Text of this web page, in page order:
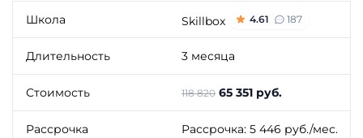
Школа Skillbox 4.61 187
Длительность 3 месяца
Стоимость 118 820 65 351 руб.
Рассрочка Рассрочка: 5 446 руб./мес.